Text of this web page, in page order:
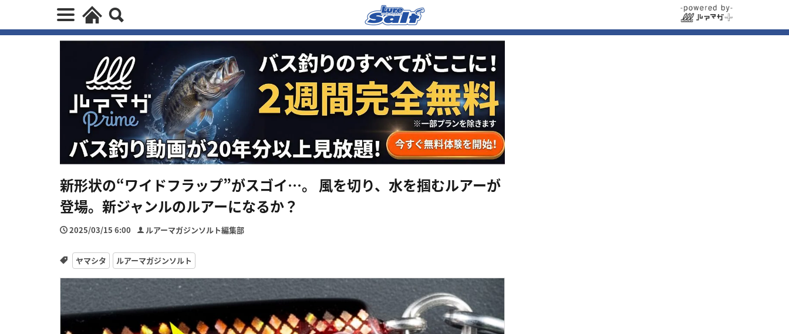
新形状の“ワイドフラップ”がスゴイ…。 風を切り、水を掴むルアーが
登場。新ジャンルのルアーになるか？
2025/03/15 6:00 ルアーマガジンソルト編集部
ヤマシタ ルアーマガジンソルト